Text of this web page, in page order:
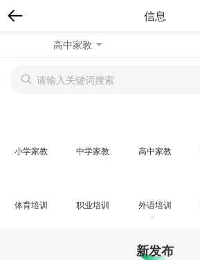
信息
高中家教
小学家教 中学家教 高中家教
体育培训 职业培训 外语培训
新发布